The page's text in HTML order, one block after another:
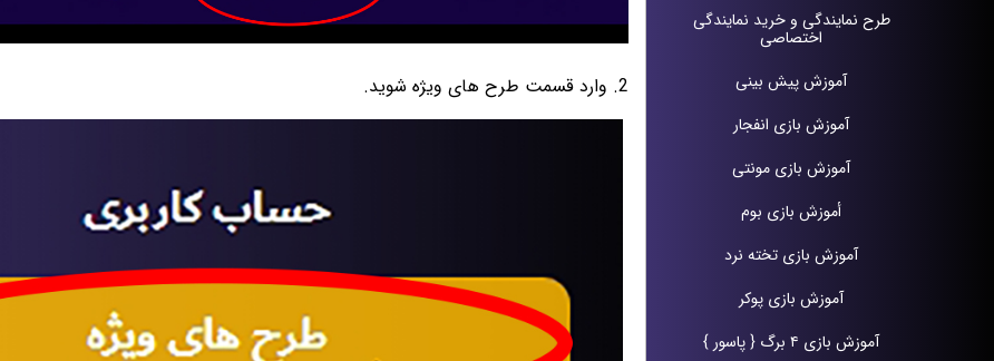
طرح نمايندگى و خريد نمايندگى
اختصاصى
آموزش پيش بينی
آموزش بازی انفجار
آموزش بازی مونتی
أموزش بازی بوم
آموزش بازی تخته نرد
آموزش بازی پوکر
آموزش بازی ۴ برگ { پاسور }
2. وارد قسمت طرح های ویژه شوید.